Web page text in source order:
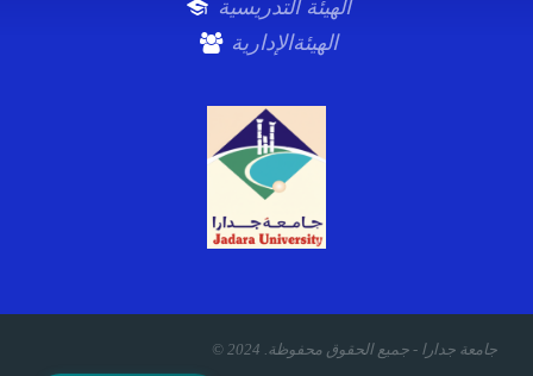
الهيئةالإدارية